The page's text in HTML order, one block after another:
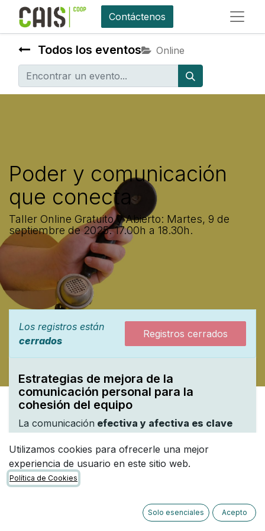
Contáctenos
Todos los eventos Online
Poder y comunicación
que conecta
Taller Online Gratuito y Abierto: Martes, 9 de
septiembre de 2025. 17.00h a 18.30h.
Los registros están
cerrados
Registros cerrados
Estrategias de mejora de la
comunicación personal para la
cohesión del equipo
La comunicación efectiva y afectiva es clave
de trabajo positivo. En este taller online de 90
minutos, exploraremos estrategias para mejorar la
comunicación personal dentro de los equipos,
. A través de dinámicas
interactivas, los participantes aprenderán a
Utilizamos cookies para ofrecerle una mejor
experiencia de usuario en este sitio web.
Política de Cookies
Solo esenciales Acepto